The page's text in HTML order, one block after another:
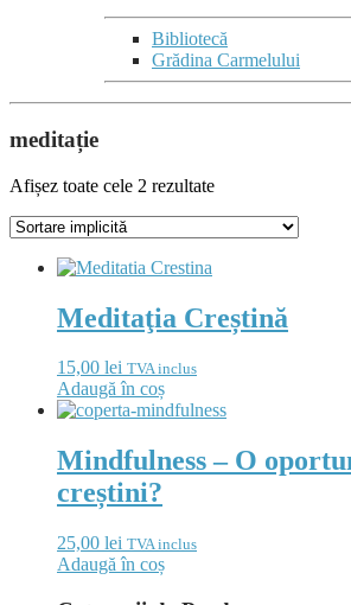
Bibliotecă
Grădina Carmelului
meditație
Afișez toate cele 2 rezultate
Meditaţia Creștină
15,00 lei TVA inclus
Adaugă în coș
Mindfulness – O
creștini?
25,00 lei TVA inclus
Adaugă în coș